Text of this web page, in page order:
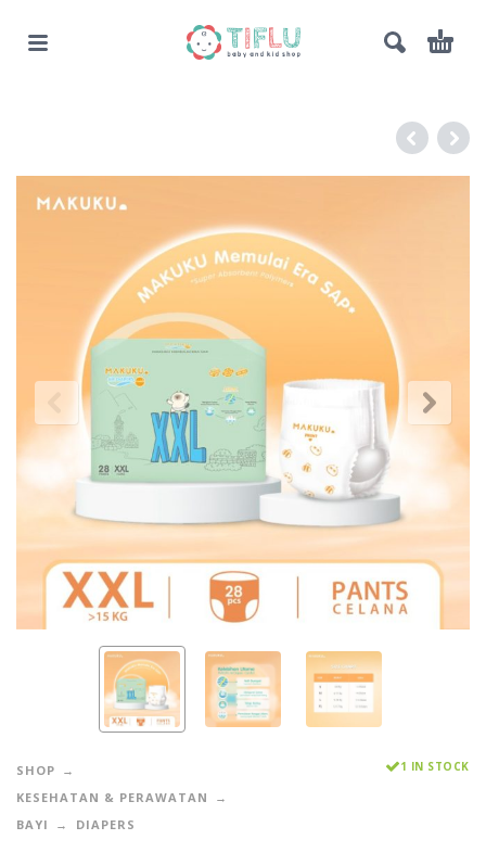
SHOP
KESEHATAN & PERAWATAN
BAYI
DIAPERS
1 IN STOCK